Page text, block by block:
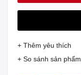
+ Thêm yêu thích
+ So sánh sản phẩm